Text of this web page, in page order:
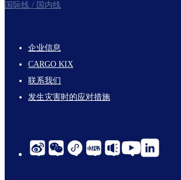
国际线 / 国内线
footer-
links-
en-
企业信息
CARGO KIX
联系我们
发生灾害时的应对措施
social-